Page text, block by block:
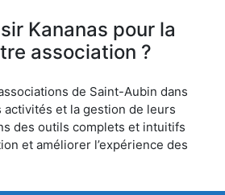
Kananas pour la
association ?
de Saint-Aubin dans
activités et la gestion de leurs
des outils complets et intuitifs
et améliorer l’expérience des